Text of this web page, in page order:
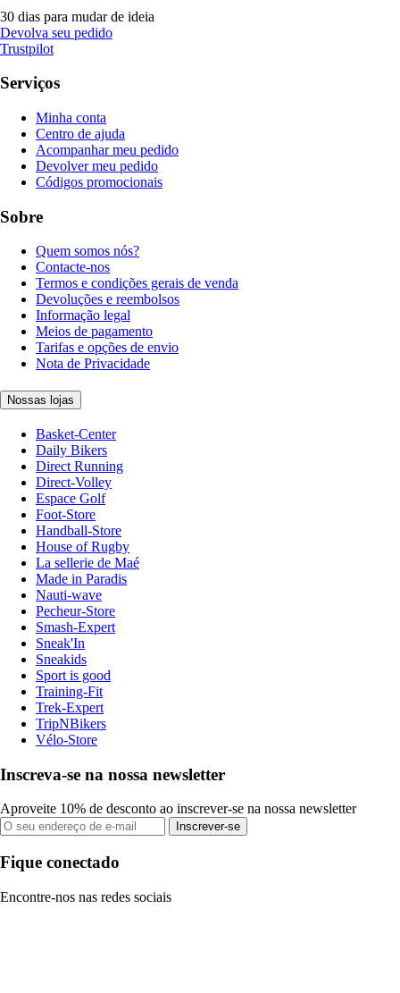
30 dias para mudar de ideia
Devolva seu pedido
Trustpilot
Serviços
Minha conta
Centro de ajuda
Acompanhar meu pedido
Devolver meu pedido
Códigos promocionais
Sobre
Quem somos nós?
Contacte-nos
Termos e condições gerais de venda
Devoluções e reembolsos
Informação legal
Meios de pagamento
Tarifas e opções de envio
Nota de Privacidade
Nossas lojas
Basket-Center
Daily Bikers
Direct Running
Direct-Volley
Espace Golf
Foot-Store
Handball-Store
House of Rugby
La sellerie de Maé
Made in Paradis
Nauti-wave
Pecheur-Store
Smash-Expert
Sneak'In
Sneakids
Sport is good
Training-Fit
Trek-Expert
TripNBikers
Vélo-Store
Inscreva-se na nossa newsletter
Aproveite 10% de desconto ao inscrever-se na nossa newsletter
Inscrever-se
Fique conectado
Encontre-nos nas redes sociais